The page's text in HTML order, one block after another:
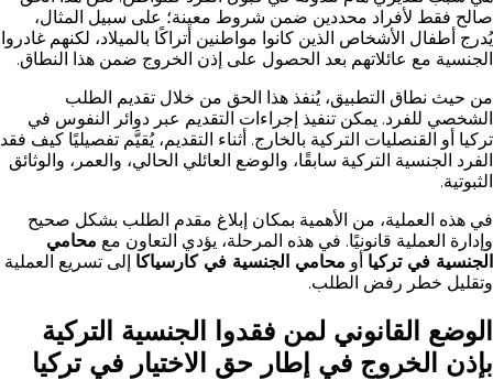
صالح فقط لأفراد محددين ضمن شروط معينة؛ على سبيل المثال،
يُدرج أطفال الأشخاص الذين كانوا مواطنين أتراكًا بالميلاد، لكنهم غادروا
الجنسية مع عائلاتهم بعد الحصول على إذن الخروج ضمن هذا النطاق.
من حيث نطاق التطبيق، يُنفذ هذا الحق من خلال تقديم الطلب
الشخصي للفرد. يمكن تنفيذ إجراءات التقديم عبر دوائر النفوس في
تركيا أو القنصليات التركية بالخارج. أثناء التقديم، يُقيَّم تفصيليًا كيف فقد
الفرد الجنسية التركية سابقًا، والوضع العائلي الحالي، والعمر، والوثائق
الثبوتية.
في هذه العملية، من الأهمية بمكان إبلاغ مقدم الطلب بشكل صحيح
وإدارة العملية قانونيًا. في هذه المرحلة، يؤدي التعاون مع محامي
الجنسية في تركيا أو محامي الجنسية في كارسياكا إلى تسريع العملية
وتقليل خطر رفض الطلب.
الوضع القانوني لمن فقدوا الجنسية التركية
بإذن الخروج في إطار حق الاختيار في تركيا